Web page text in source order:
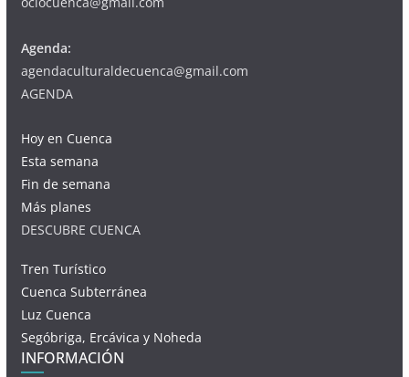
Agenda:
agendaculturaldecuenca@gmail.com
AGENDA
Hoy en Cuenca
Esta semana
Fin de semana
Más planes
DESCUBRE CUENCA
Tren Turístico
Cuenca Subterránea
Luz Cuenca
Segóbriga, Ercávica y Noheda
INFORMACIÓN